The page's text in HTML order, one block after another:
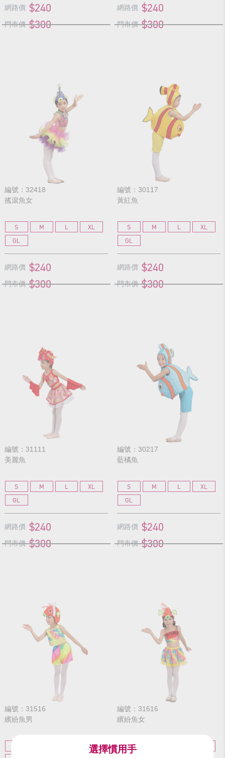
網路價 $240
門市價 $300
網路價 $240
門市價 $300
編號：32418
搖滾魚女
S M L
XL
GL
網路價 $240
門市價 $300
編號：30117
黃紅魚
S M L
XL
GL
網路價 $240
門市價 $300
編號：31111
美麗魚
S M L
XL
GL
網路價 $240
門市價 $300
編號：30217
藍橘魚
S M L
XL
GL
網路價 $240
門市價 $300
編號：31516
繽紛魚男
XL
編號：31616
繽紛魚女
S
選擇慣用手